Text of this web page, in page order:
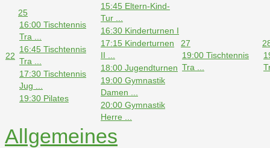
22
25
16:00 Tischtennis
Tra ...
16:45 Tischtennis
Tra ...
17:30 Tischtennis
Jug ...
19:30 Pilates
15:45 Eltern-Kind-
Tur ...
16:30 Kinderturnen I
17:15 Kinderturnen
II ...
18:00 Jugendturnen
19:00 Gymnastik
Damen ...
20:00 Gymnastik
Herre ...
27
19:00 Tischtennis
Tra ...
Allgemeines